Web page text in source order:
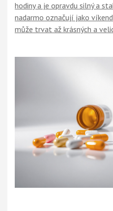
hodiny a je opravdu silný a
nadarmo označují jako
může trvat až krásných a